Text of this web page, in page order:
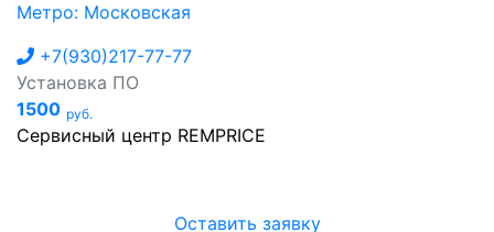
Метро: Московская
+7(930)217-77-77
Установка ПО
1500 руб.
Сервисный центр REMPRICE
Оставить заявку